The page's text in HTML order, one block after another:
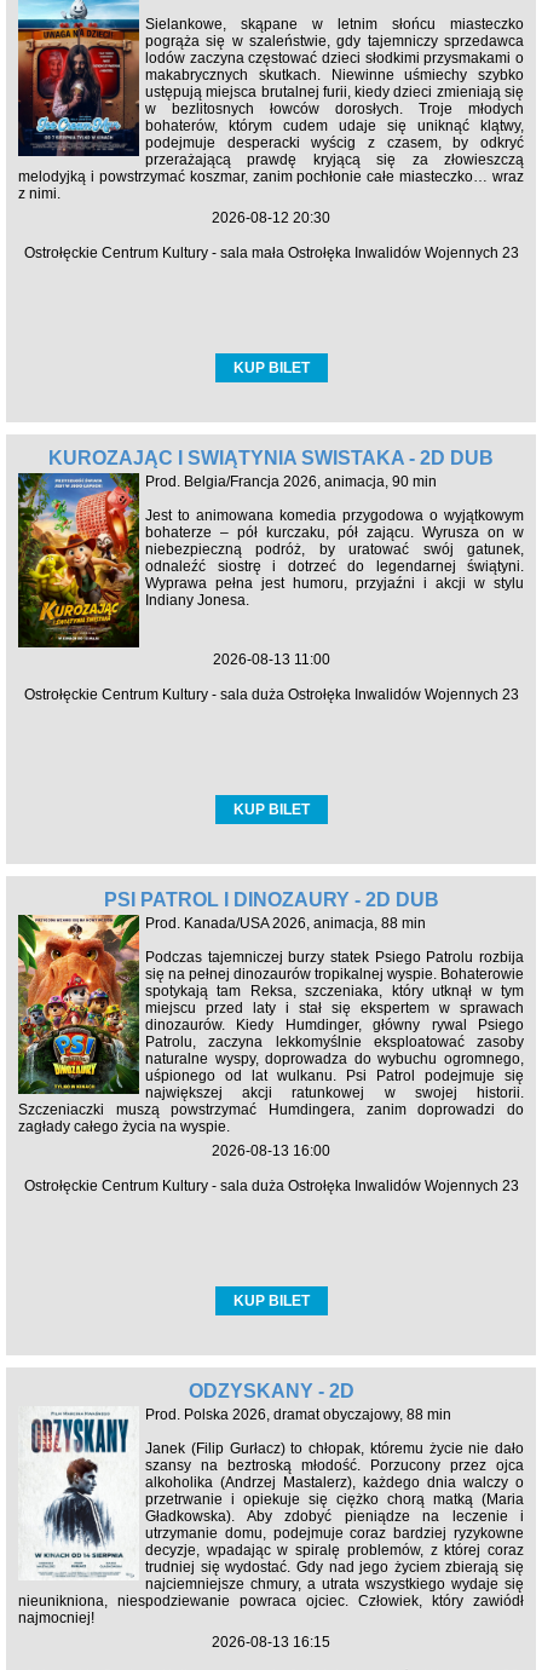
Sielankowe, skąpane w letnim słońcu miasteczko
pogrąża się w szaleństwie, gdy tajemniczy sprzedawca
lodów zaczyna częstować dzieci słodkimi przysmakami o
makabrycznych skutkach. Niewinne uśmiechy szybko
ustępują miejsca brutalnej furii, kiedy dzieci zmieniają się
w bezlitosnych łowców dorosłych. Troje młodych
bohaterów, którym cudem udaje się uniknąć klątwy,
podejmuje desperacki wyścig z czasem, by odkryć
przerażającą prawdę kryjącą się za złowieszczą
melodyjką i powstrzymać koszmar, zanim pochłonie całe miasteczko… wraz
z nimi.
2026-08-12 20:30
Ostrołęckie Centrum Kultury - sala mała Ostrołęka Inwalidów Wojennych 23
KUP BILET
KUROZAJĄC I ŚWIĄTYNIA ŚWISTAKA - 2D DUB
Prod. Belgia/Francja 2026, animacja, 90 min
Jest to animowana komedia przygodowa o wyjątkowym
bohaterze – pół kurczaku, pół zającu. Wyrusza on w
niebezpieczną podróż, by uratować swój gatunek,
odnaleźć siostrę i dotrzeć do legendarnej świątyni.
Wyprawa pełna jest humoru, przyjaźni i akcji w stylu
Indiany Jonesa.
2026-08-13 11:00
Ostrołęckie Centrum Kultury - sala duża Ostrołęka Inwalidów Wojennych 23
KUP BILET
PSI PATROL I DINOZAURY - 2D DUB
Prod. Kanada/USA 2026, animacja, 88 min
Podczas tajemniczej burzy statek Psiego Patrolu rozbija
się na pełnej dinozaurów tropikalnej wyspie. Bohaterowie
spotykają tam Reksa, szczeniaka, który utknął w tym
miejscu przed laty i stał się ekspertem w sprawach
dinozaurów. Kiedy Humdinger, główny rywal Psiego
Patrolu, zaczyna lekkomyślnie eksploatować zasoby
naturalne wyspy, doprowadza do wybuchu ogromnego,
uśpionego od lat wulkanu. Psi Patrol podejmuje się
największej akcji ratunkowej w swojej historii.
Szczeniaczki muszą powstrzymać Humdingera, zanim doprowadzi do
zagłady całego życia na wyspie.
2026-08-13 16:00
Ostrołęckie Centrum Kultury - sala duża Ostrołęka Inwalidów Wojennych 23
KUP BILET
ODZYSKANY - 2D
Prod. Polska 2026, dramat obyczajowy, 88 min
Janek (Filip Gurłacz) to chłopak, któremu życie nie dało
szansy na beztroską młodość. Porzucony przez ojca
alkoholika (Andrzej Mastalerz), każdego dnia walczy o
przetrwanie i opiekuje się ciężko chorą matką (Maria
Gładkowska). Aby zdobyć pieniądze na leczenie i
utrzymanie domu, podejmuje coraz bardziej ryzykowne
decyzje, wpadając w spiralę problemów, z której coraz
trudniej się wydostać. Gdy nad jego życiem zbierają się
najciemniejsze chmury, a utrata wszystkiego wydaje się
nieunikniona, niespodziewanie powraca ojciec. Człowiek, który zawiódł
najmocniej!
2026-08-13 16:15